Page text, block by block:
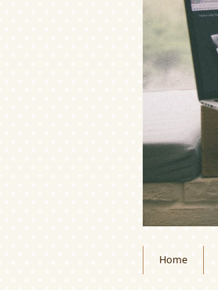
Home